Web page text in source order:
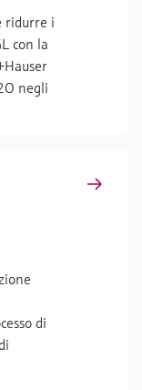
ridurre i
con la
negli
di